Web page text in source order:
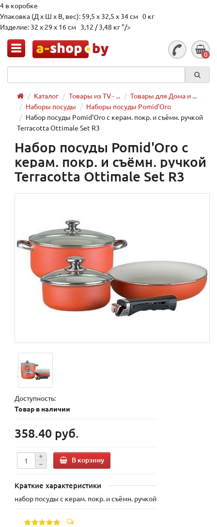
4 в коробке
Упаковка (Д х Ш х В, вес): 59,5 x 32,5 x 34 см 0 кг
Изделие: 32 x 29 x 16 см 3,12 / 3,48 кг "/>
0
Каталог Товары из TV - ...
Товары для Дома и ...
Наборы посуды
Наборы посуды Pomid'Oro
Набор посуды Pomid'Oro с керам. покр. и съёмн. ручкой
Terracotta Ottimale Set R3
Набор посуды Pomid'Oro с
керам. покр. и съёмн. ручкой
Terracotta Ottimale Set R3
Доступность:
Товар в наличии
358.40 руб.
В корзину
Краткие характеристики
набор посуды с керам. покр. и съёмн. ручкой